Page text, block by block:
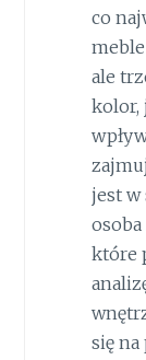
co
ale
kolor,
jest w
które
się na